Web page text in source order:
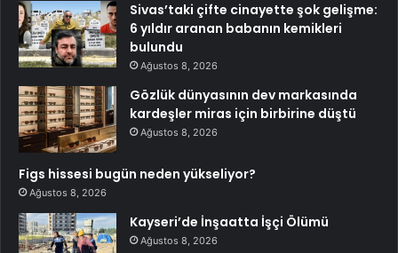
Sivas’taki çifte cinayette şok gelişme:
6 yıldır aranan babanın kemikleri
bulundu
Ağustos 8, 2026
Gözlük dünyasının dev markasında
kardeşler miras için birbirine düştü
Ağustos 8, 2026
Figs hissesi bugün neden yükseliyor?
Ağustos 8, 2026
Kayseri’de İnşaatta İşçi Ölümü
Ağustos 8, 2026